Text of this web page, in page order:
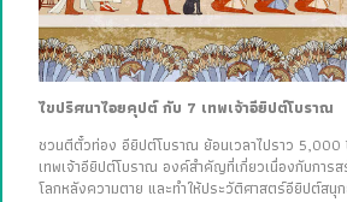
ไขปริศนาไอยคุปต์ กับ 7 เทพเจ้าอียิปต์โบราณ
ชวนตีตั๋วท่อง อียิปต์โบราณ ย้อนเวลาไปราว 5,000
เทพเจ้าอียิปต์โบราณ องค์สำคัญที่เกี่ยวเนื่องกับการ
โลกหลังความตาย และทำให้ประวัติศาสตร์อียิปต์สนุ